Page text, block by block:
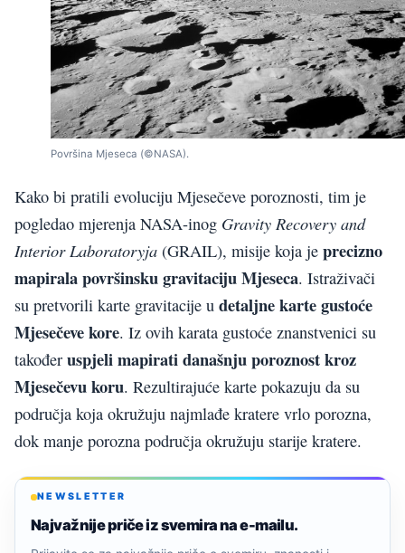
Površina Mjeseca (©NASA).
Kako bi pratili evoluciju Mjesečeve poroznosti, tim je
pogledao mjerenja NASA-inog Gravity Recovery and
Interior Laboratoryja (GRAIL), misije koja je precizno
mapirala površinsku gravitaciju Mjeseca. Istraživači
su pretvorili karte gravitacije u detaljne karte gustoće
Mjesečeve kore. Iz ovih karata gustoće znanstvenici su
također uspjeli mapirati današnju poroznost kroz
Mjesečevu koru. Rezultirajuće karte pokazuju da su
područja koja okružuju najmlađe kratere vrlo porozna,
dok manje porozna područja okružuju starije kratere.
NEWSLETTER
Najvažnije priče iz svemira na e-mailu.